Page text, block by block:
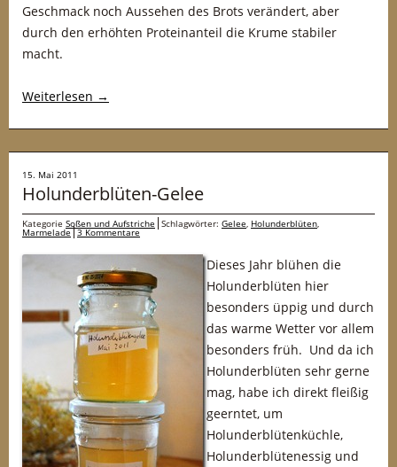
Geschmack noch Aussehen des Brots verändert, aber
durch den erhöhten Proteinanteil die Krume stabiler
macht.
Weiterlesen →
15. Mai 2011
Holunderblüten-Gelee
Kategorie Soßen und Aufstriche Schlagwörter: Gelee, Holunderblüten,
Marmelade 3 Kommentare
Dieses Jahr blühen die
Holunderblüten hier
besonders üppig und durch
das warme Wetter vor allem
besonders früh. Und da ich
Holunderblüten sehr gerne
mag, habe ich direkt fleißig
geerntet, um
Holunderblütenküchle,
Holunderblütenessig und